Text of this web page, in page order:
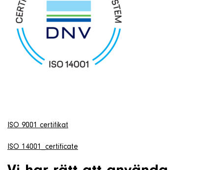
ISO 9001 certifikat
ISO 14001_certificate